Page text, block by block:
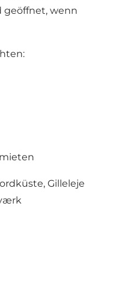
geöffnet, wenn
Gilleleje